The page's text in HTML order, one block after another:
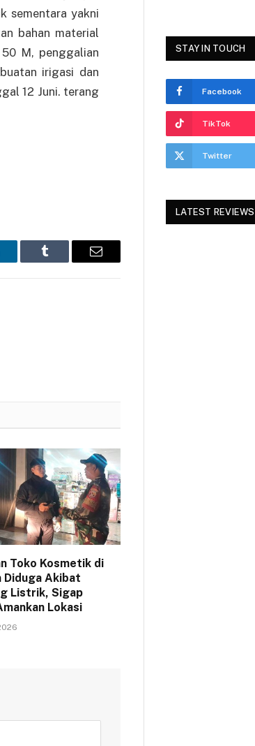
sementara yakni
bahan material
M, penggalian
irigasi dan
12 Juni. terang
Tumblr Email
Toko Kosmetik di
Diduga Akibat
Listrik, Sigap
Lokasi
STAY IN TOUCH
Facebook
TikTok
Twitter
LATEST REVIEWS